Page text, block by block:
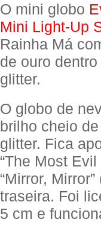
O mini globo
Mini Light-Up
Rainha Má
de ouro
glitter.
O globo de
brilho cheio
glitter. Fica
“The Most
“Mirror,
traseira. Foi
5 cm e